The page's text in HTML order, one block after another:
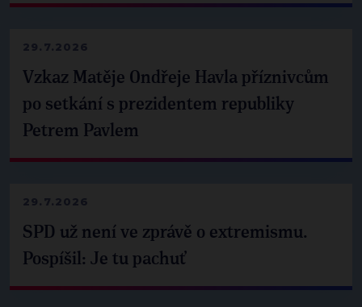
29.7.2026
Vzkaz Matěje Ondřeje Havla příznivcům
po setkání s prezidentem republiky
Petrem Pavlem
29.7.2026
SPD už není ve zprávě o extremismu.
Pospíšil: Je tu pachuť